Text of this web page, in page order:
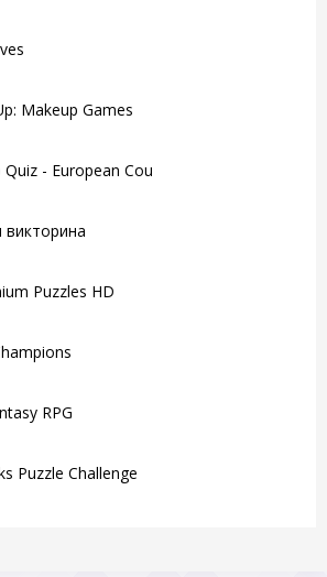
Makeup Games
- European Cou
викторина
Puzzles HD
RPG
Puzzle Challenge